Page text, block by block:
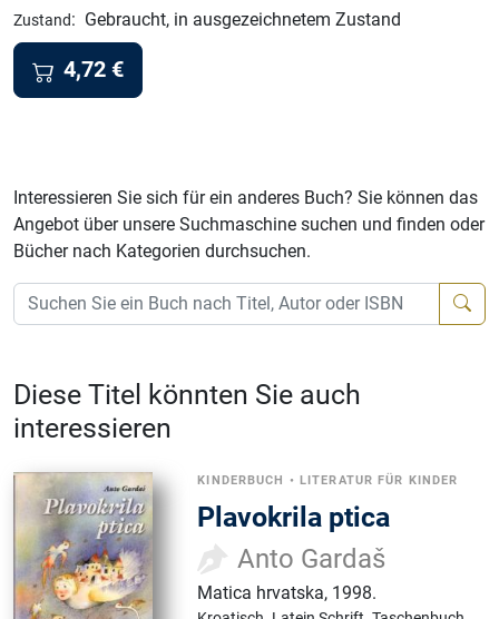
Zustand: Gebraucht, in ausgezeichnetem Zustand
4,72 €
Interessieren Sie sich für ein anderes Buch? Sie können das
Angebot über unsere Suchmaschine suchen und finden oder
Bücher nach Kategorien durchsuchen.
Diese Titel könnten Sie auch
interessieren
KINDERBUCH • LITERATUR FÜR KINDER
Plavokrila ptica
Anto Gardaš
Matica hrvatska, 1998.